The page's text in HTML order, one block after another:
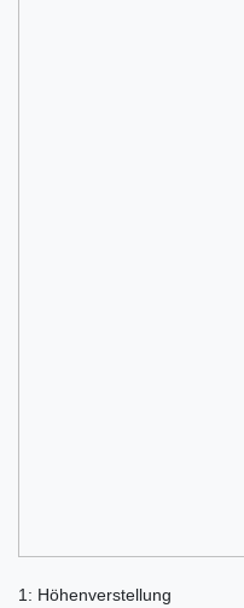
1: Höhenverstellung